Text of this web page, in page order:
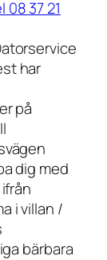
37 21
har
på
dig med
i villan /
bärbara